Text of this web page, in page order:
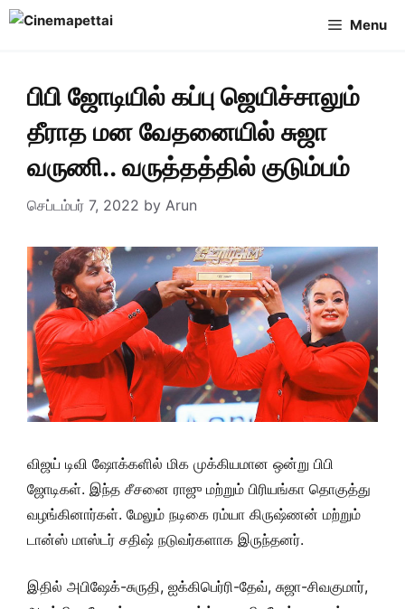
Skip
Menu
பிபி ஜோடியில் கப்பு ஜெயிச்சாலும்
தீராத மன வேதனையில் சுஜா
வருணி.. வருத்தத்தில் குடும்பம்
செப்டம்பர் 7, 2022 by Arun
விஜய் டிவி ஷோக்களில் மிக முக்கியமான ஒன்று பிபி
ஜோடிகள். இந்த சீசனை ராஜு மற்றும் பிரியங்கா தொகுத்து
வழங்கினார்கள். மேலும் நடிகை ரம்யா கிருஷ்ணன் மற்றும்
டான்ஸ் மாஸ்டர் சதிஷ் நடுவர்களாக இருந்தனர்.
இதில் அபிஷேக்-சுருதி, ஐக்கிபெர்ரி-தேவ், சுஜா-சிவகுமார்,